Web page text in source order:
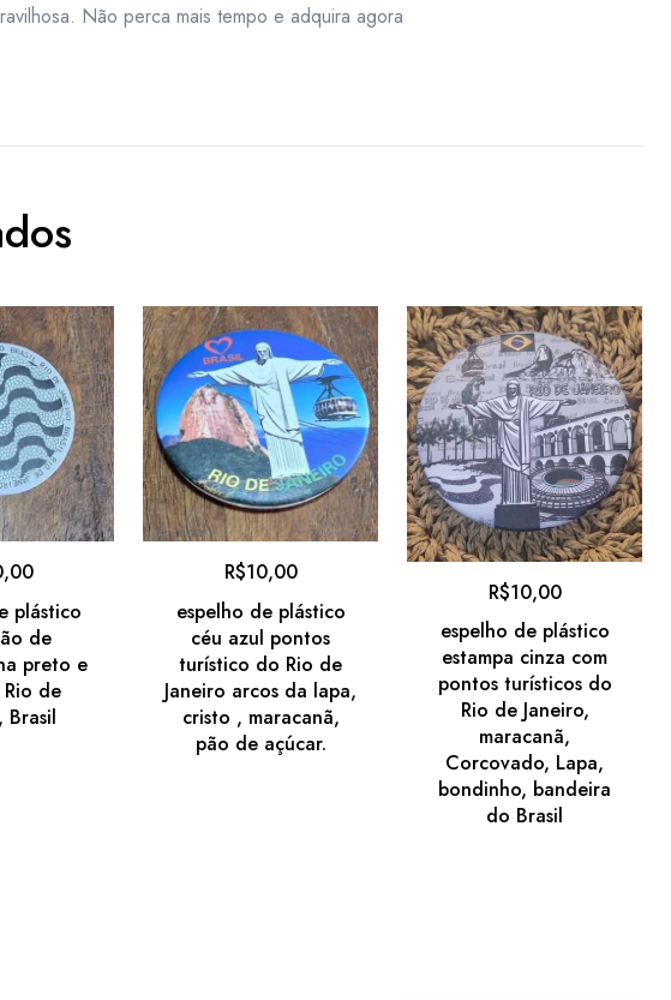
Não perca mais tempo e adquira agora
plástico
de
preto e
de
Brasil
espelho de plástico
céu azul pontos
turístico do Rio de
Janeiro arcos da lapa,
cristo , maracanã,
pão de açúcar.
R$10,00
espelho de plástico
estampa cinza com
pontos turísticos do
Rio de Janeiro,
maracanã,
Corcovado, Lapa,
bondinho, bandeira
do Brasil
R$10,00